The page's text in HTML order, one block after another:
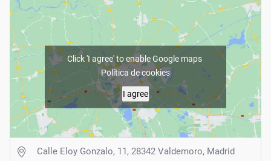
Click 'I agree' to enable Google maps
Política de cookies
I agree
Calle Eloy Gonzalo, 11, 28342 Valdemoro, Madrid